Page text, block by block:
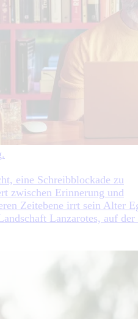
eine Schreibblockade zu
zwischen Erinnerung und
Zeitebene irrt sein Alter
Lanzarotes, auf